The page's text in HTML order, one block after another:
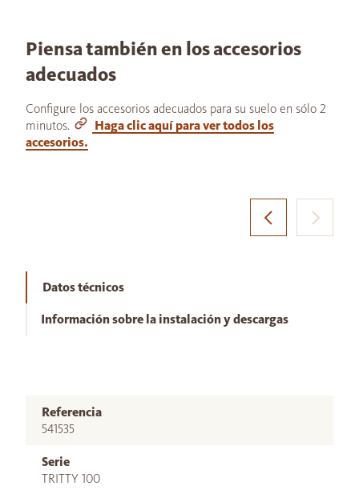
Piensa también en los accesorios
adecuados
Configure los accesorios adecuados para su suelo en sólo 2
minutos.
Haga clic aquí para ver todos los
accesorios.
Datos técnicos
Información sobre la instalación y descargas
Referencia
541535
Serie
TRITTY 100